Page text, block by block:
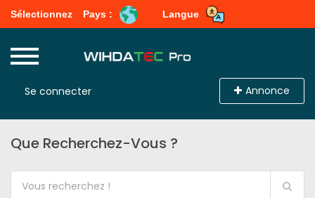
Sélectionnez Pays : Langue
Se connecter Annonce
Que Recherchez-Vous ?